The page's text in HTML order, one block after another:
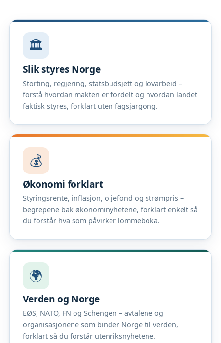
🏛️
Slik styres Norge
Storting, regjering, statsbudsjett og lovarbeid –
forstå hvordan makten er fordelt og hvordan landet
faktisk styres, forklart uten fagsjargong.
💰
Økonomi forklart
Styringsrente, inflasjon, oljefond og strømpris –
begrepene bak økonominyhetene, forklart enkelt så
du forstår hva som påvirker lommeboka.
🌍
Verden og Norge
EØS, NATO, FN og Schengen – avtalene og
organisasjonene som binder Norge til verden,
forklart så du forstår utenriksnyhetene.